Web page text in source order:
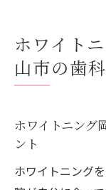
意点
岡山市
院のポ
体験
ホワイト
山市の歯
ホワイトニング
ント
ホワイトニング